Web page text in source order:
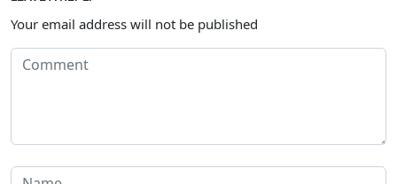
Your email address will not be published